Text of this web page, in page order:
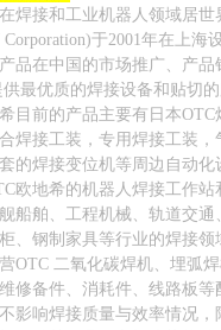
焊接和工业机器人领域居
于2001年在上海
品在中国的市场推广、产品
最优质的焊接设备和贴切
目前的产品主要有日本
焊接工装，专用焊接工装
的焊接变位机等周边自动化
欧地希的机器人焊接工作
船舶、工程机械、轨道交
、钢制家具等行业的焊接领
OTC 二氧化碳焊机、埋弧焊
修备件、消耗件、线路板等
影响焊接质量与效率情况，